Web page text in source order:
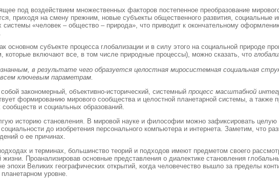
под воздействием множественных факторов постепенное преобразование
приходя на смену прежним, новые субъекты общественного развития, социальные
системы «человек – общество – природа», что приводит к окончательному
основном субъекте процесса глобализации и в силу этого на социальной природе
которые включают все, в том числе природные процессы), можно сказать, что
в результате чего образуется целостная миросистемная социальная
ключевым параметрам.
закономерный, объективно-исторический, системный процесс масштабной
формированию мирового сообщества и целостной планетарной системы, а
и социальных образований.
историю становления. В мировой науке и философии можно зафиксировать
до изобретения персонального компьютера и интернета. Заметим, что
о ее причинах.
и терминах, большинство теорий и подходов имеют предметом своего
Проанализировав основные представления о диалектике становления
эпохи Великих географических открытий, когда человечество вышло за пределы
уровне.